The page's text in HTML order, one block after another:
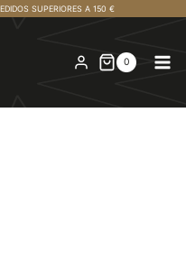
SUPERIORES A 150 €
0